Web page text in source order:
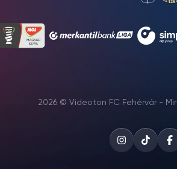
2026 © Videoton FC Fehérvár -